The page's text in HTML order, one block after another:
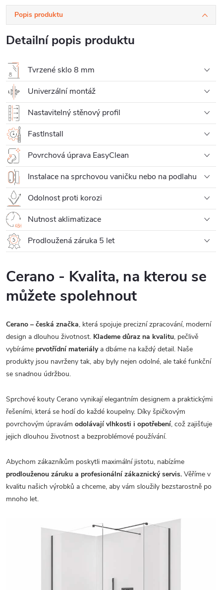
Popis produktu
Detailní popis produktu
Tvrzené sklo 8 mm
Univerzální montáž
Nastavitelný stěnový profil
FastInstall
Povrchová úprava EasyClean
Instalace na sprchovou vaničku nebo na podlahu
Odolnost proti korozi
Nutnost aklimatizace
Prodloužená záruka 5 let
Cerano - Kvalita, na kterou se
můžete spolehnout
Cerano – česká značka, která spojuje precizní zpracování, moderní
design a dlouhou životnost. Klademe důraz na kvalitu, pečlivě
vybíráme prvotřídní materiálya dbáme na každý detail. Naše
produkty jsou navrženy tak, aby byly nejen odolné, ale také funkční
se snadnou údržbou.
Sprchové kouty Cerano vynikají elegantním designem a praktickými
řešeními, která se hodí do každé koupelny. Díky špičkovým
povrchovým úpravám odolávají vlhkosti i opotřebení, což zajišťuje
jejich dlouhou životnost a bezproblémové používání.
Abychom zákazníkům poskytli maximální jistotu, nabízíme
prodlouženou záruku a profesionální zákaznický servis. Věříme v
kvalitu našich výrobků a chceme, aby vám sloužily bezstarostně po
mnoho let.